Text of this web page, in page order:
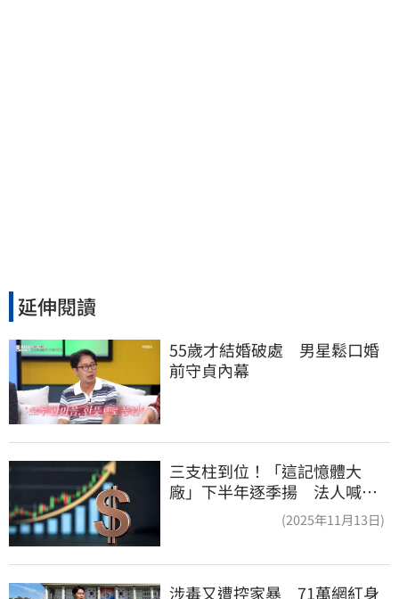
延伸閱讀
55歲才結婚破處　男星鬆口婚
前守貞內幕
三支柱到位！「這記憶體大
廠」下半年逐季揚 法人喊
(2025年11月13日)
涉毒又遭控家暴　71萬網紅身